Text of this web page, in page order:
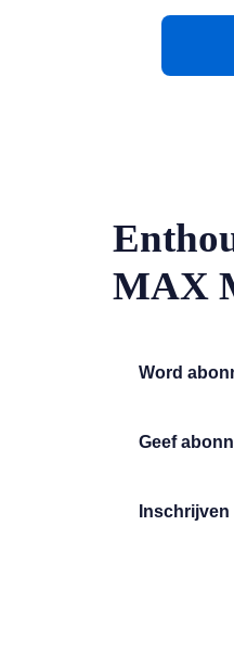
MAX
Word
Geef